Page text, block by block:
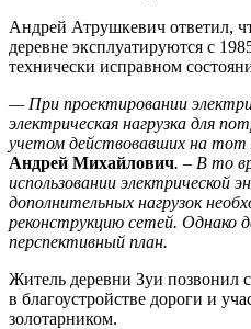
Андрей Атрушкевич ответил,
деревне эксплуатируются с
технически исправном
— При проектировании
электрическая нагрузка для
учетом действовавших на
Андрей Михайлович. – В то
использовании электрической
дополнительных нагрузок
реконструкцию сетей. Однако
перспективный план.
Житель деревни Зуи позвонил
в благоустройстве дороги и
золотарником.